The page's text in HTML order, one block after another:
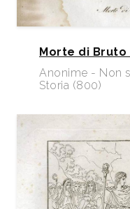
Morte di
Anonime - Non
Storia (800)